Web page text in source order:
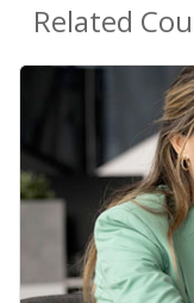
Related